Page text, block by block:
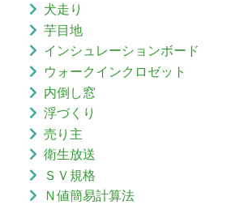
犬走り
芋目地
インシュレーションボード
ウォークインクロゼット
内倒し窓
浮づくり
売り主
衛生放送
ＳＶ規格
Ｎ値簡易計算法